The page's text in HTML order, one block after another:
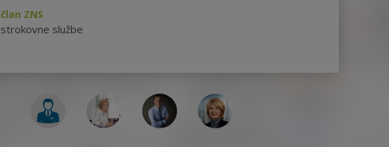
član ZNS
strokovne službe